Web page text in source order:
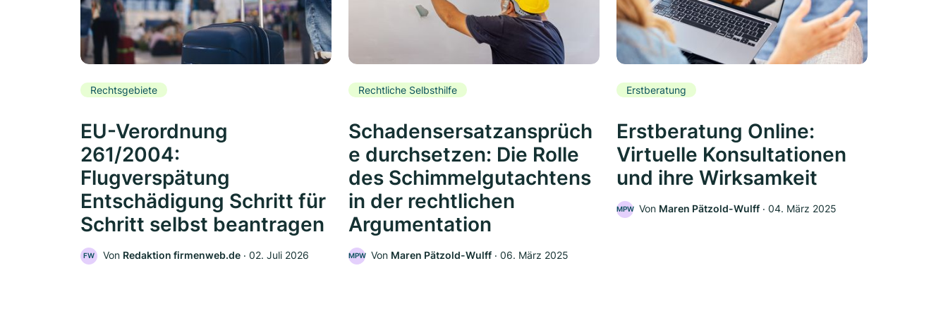
Rechtsgebiete
EU-Verordnung
261/2004:
Flugverspätung
Entschädigung Schritt für
Schritt selbst beantragen
FW Von Redaktion firmenweb.de ‧ 02. Juli 2026
Rechtliche Selbsthilfe
Schadensersatzansprüch
e durchsetzen: Die Rolle
des Schimmelgutachtens
in der rechtlichen
Argumentation
MPW Von Maren Pätzold-Wulff ‧ 06. März 2025
Erstberatung
Erstberatung Online:
Virtuelle Konsultationen
und ihre Wirksamkeit
MPW Von Maren Pätzold-Wulff ‧ 04. März 2025